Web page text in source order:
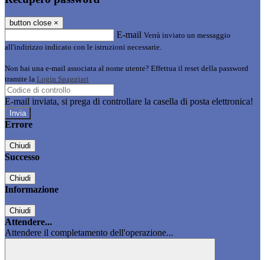
button close ×
E-mail Verrà inviato un messaggio
all'indirizzo indicato con le istruzioni necessarie.
Non hai una e-mail associata al nome utente? Effettua il reset della password
tramite la Login Spaggiari
E-mail inviata, si prega di controllare la casella di posta elettronica!
Errore
Chiudi
Successo
Chiudi
Informazione
Chiudi
Attendere...
Attendere il completamento dell'operazione...